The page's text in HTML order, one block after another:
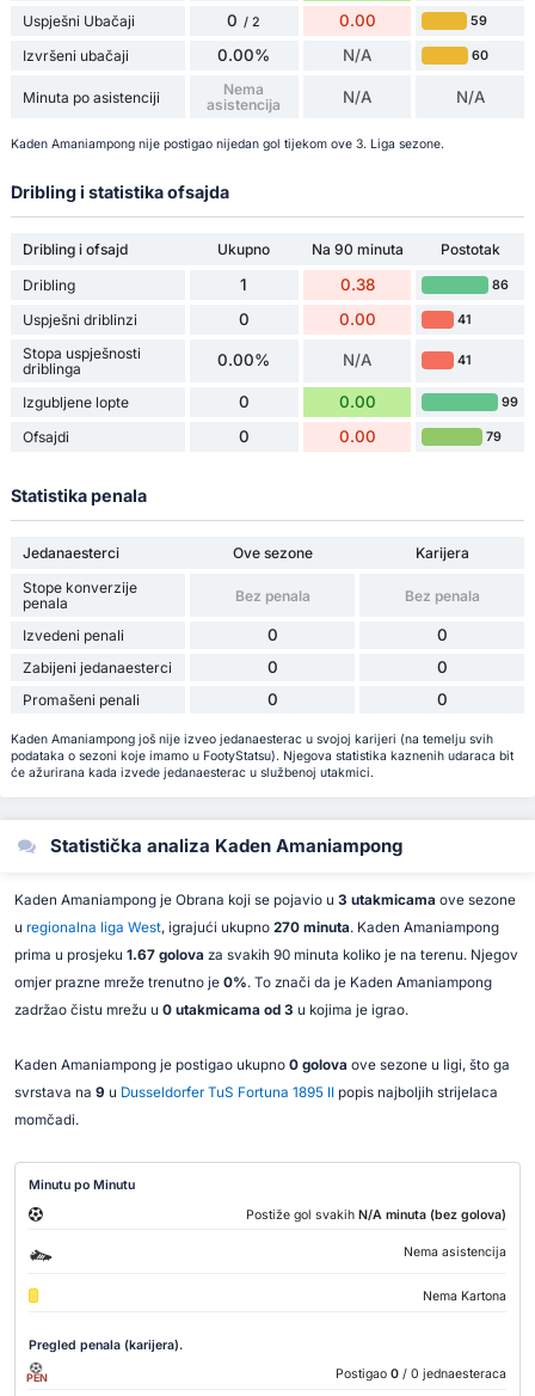
Uspješni Ubačaji 0 / 2 0.00 59
Izvršeni ubačaji 0.00% N/A 60
Minuta po asistenciji
Nema
asistencija
N/A N/A
Kaden Amaniampong nije postigao nijedan gol tijekom ove 3. Liga sezone.
Dribling i statistika ofsajda
Dribling i ofsajd Ukupno Na 90 minuta
Postotak
Dribling
1 0.38 86
Uspješni driblinzi 0 0.00 41
Stopa uspješnosti
driblinga
0.00% N/A 41
Izgubljene lopte 0 0.00 99
Ofsajdi 0 0.00 79
Statistika penala
Jedanaesterci Ove sezone
Karijera
Stope konverzije
penala
Bez penala Bez penala
Izvedeni penali 0 0
Zabijeni jedanaesterci 0 0
Promašeni penali 0 0
Kaden Amaniampong još nije izveo jedanaesterac u svojoj karijeri (na temelju svih
podataka o sezoni koje imamo u FootyStatsu). Njegova statistika kaznenih udaraca bit
će ažurirana kada izvede jedanaesterac u službenoj utakmici.
Statistička analiza Kaden Amaniampong
Kaden Amaniampong je Obrana koji se pojavio u 3 utakmicama ove sezone
u regionalna liga West, igrajući ukupno 270 minuta. Kaden Amaniampong
prima u prosjeku 1.67 golova za svakih 90 minuta koliko je na terenu. Njegov
omjer prazne mreže trenutno je 0%. To znači da je Kaden Amaniampong
zadržao čistu mrežu u 0 utakmicama od 3 u kojima je igrao.
Kaden Amaniampong je postigao ukupno 0 golova ove sezone u ligi, što ga
svrstava na 9 u Dusseldorfer TuS Fortuna 1895 IIpopis najboljih strijelaca
momčadi.
Minutu po Minutu
Postiže gol svakih N/A minuta (bez golova)
Nema asistencija
Nema Kartona
Pregled penala (karijera).
PEN Postigao 0 / 0 jednaesteraca